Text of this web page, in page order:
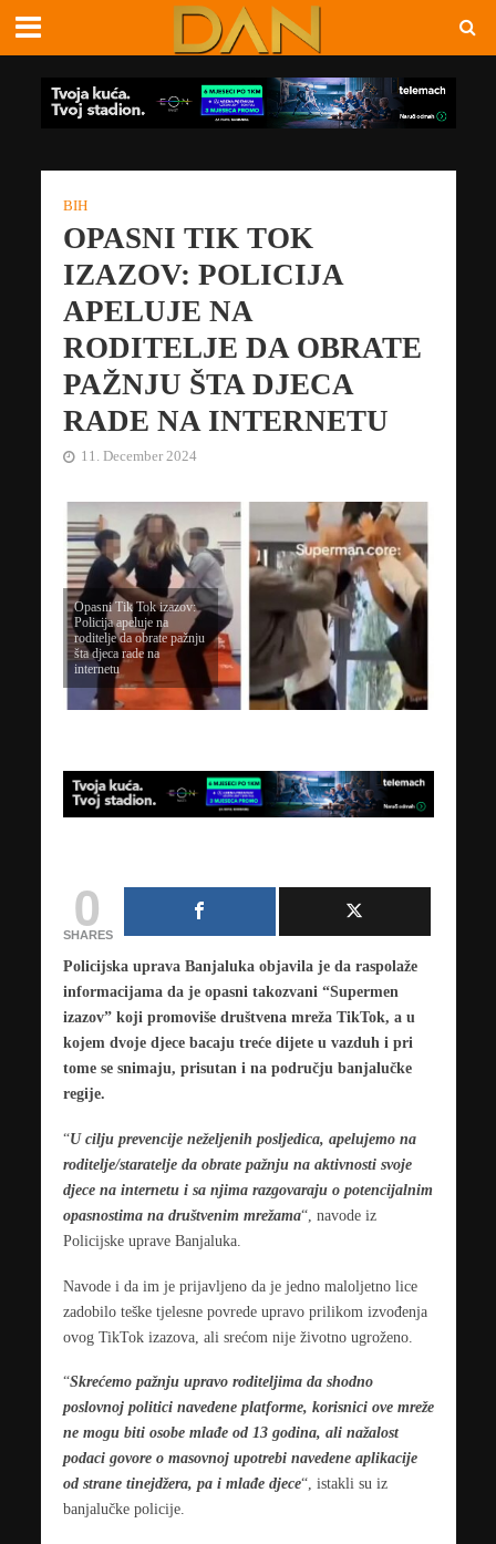
BIH
OPASNI TIK TOK
IZAZOV: POLICIJA
APELUJE NA
RODITELJE DA OBRATE
PAŽNJU ŠTA DJECA
RADE NA INTERNETU
11. December 2024
Opasni Tik Tok izazov:
Policija apeluje na
roditelje da obrate pažnju
šta djeca rade na
internetu
0
SHARES
Policijska uprava Banjaluka objavila je da raspolaže
informacijama da je opasni takozvani “Supermen
izazov” koji promoviše društvena mreža TikTok, a u
kojem dvoje djece bacaju treće dijete u vazduh i pri
tome se snimaju, prisutan i na području banjalučke
regije.
“U cilju prevencije neželjenih posljedica, apelujemo na
roditelje/staratelje da obrate pažnju na aktivnosti svoje
djece na internetu i sa njima razgovaraju o potencijalnim
opasnostima na društvenim mrežama“, navode iz
Policijske uprave Banjaluka.
Navode i da im je prijavljeno da je jedno maloljetno lice
zadobilo teške tjelesne povrede upravo prilikom izvođenja
ovog TikTok izazova, ali srećom nije životno ugroženo.
“Skrećemo pažnju upravo roditeljima da shodno
poslovnoj politici navedene platforme, korisnici ove mreže
ne mogu biti osobe mlađe od 13 godina, ali nažalost
podaci govore o masovnoj upotrebi navedene aplikacije
od strane tinejdžera, pa i mlađe djece“, istakli su iz
banjalučke policije.